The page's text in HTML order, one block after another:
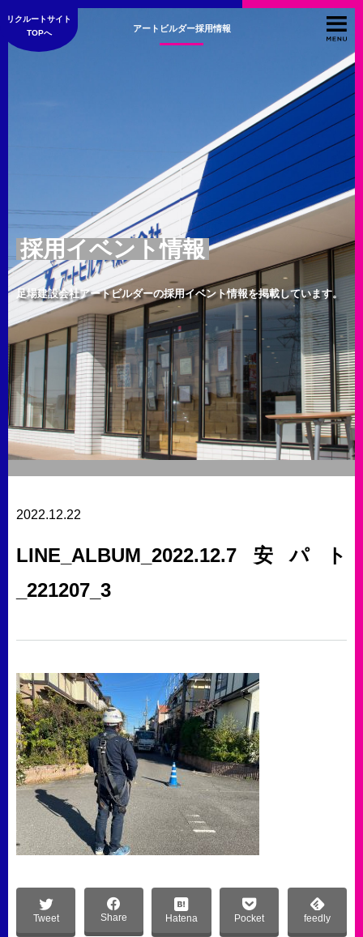
リクルートサイト
TOPへ
アートビルダー採用情報
採用イベント情報
足場建設会社アートビルダーの採用イベント情報を掲載しています。
2022.12.22
LINE_ALBUM_2022.12.7安パト
_221207_3
Tweet Share Hatena Pocket feedly